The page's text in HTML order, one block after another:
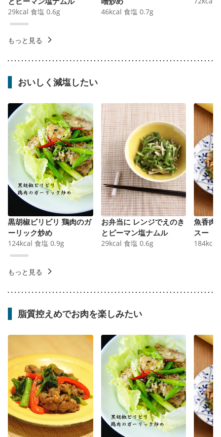
29kcal 食塩 0.6g 46kcal 食塩 0.7g
もっと見る
おいしく減塩したい
黒胡椒ビリビリ 鶏肉のガ
ーリック炒め
124kcal 食塩 0.9g
お弁当に レンジでえのき
とピーマン塩ナムル
29kcal 食塩 0.6g
魚香肉
スー
184kcal
もっと見る
脂質控えめでお肉を楽しみたい